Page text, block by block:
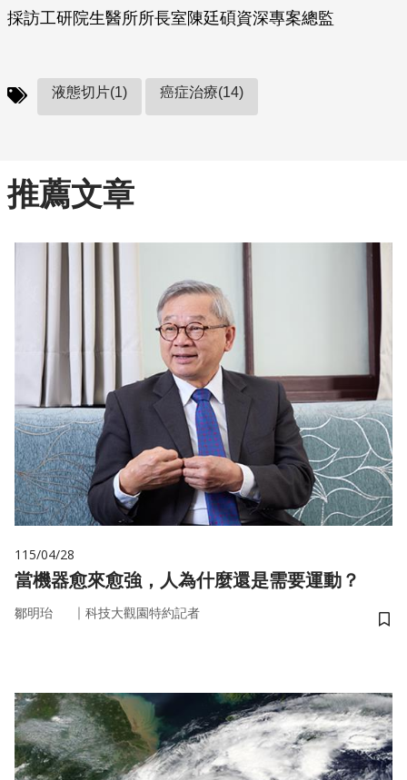
採訪工研院生醫所所長室陳廷碩資深專案總監
液態切片(1) 癌症治療(14)
推薦文章
115/04/28
當機器愈來愈強，人為什麼還是需要運動？
鄒明珆 ｜ 科技大觀園特約記者
儲